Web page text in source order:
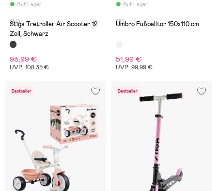
Auf Lager
(44)
Stiga Tretroller Air Scooter 12
Zoll, Schwarz
93,99 €
UVP: 108,35 €
Auf Lager
(9)
Umbro Fußballtor 150x110 cm
51,99 €
UVP: 99,99 €
Bestseller Bestseller